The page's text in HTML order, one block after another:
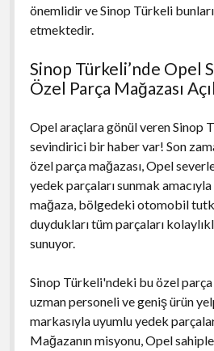
önemlidir ve Sinop Türkeli
etmektedir.
Sinop Türkeli’nde Opel
Özel Parça Mağazası
Opel araçlara gönül veren Sinop
sevindirici bir haber var! Son
özel parça mağazası, Opel
yedek parçaları sunmak
mağaza, bölgedeki otomobil
duydukları tüm parçaları
sunuyor.
Sinop Türkeli'ndeki bu özel parça
uzman personeli ve geniş ürün
markasıyla uyumlu yedek
Mağazanın misyonu, Opel